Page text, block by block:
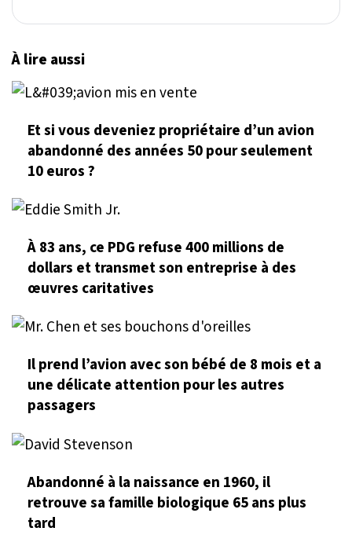
À lire aussi
Et si vous deveniez propriétaire d’un avion
abandonné des années 50 pour seulement
10 euros ?
À 83 ans, ce PDG refuse 400 millions de
dollars et transmet son entreprise à des
œuvres caritatives
Il prend l’avion avec son bébé de 8 mois et a
une délicate attention pour les autres
passagers
Abandonné à la naissance en 1960, il
retrouve sa famille biologique 65 ans plus
tard